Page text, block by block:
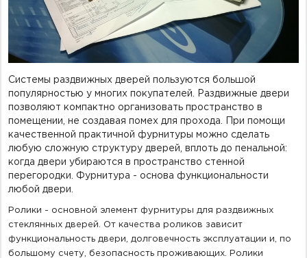
Фурнитура для душевых ограждений (распашная серия)
Двери межкомнатные цельностеклянные
Системы раздвижных дверей пользуются большой
популярностью у многих покупателей. Раздвижные двери
позволяют компактно организовать пространство в
помещении, не создавая помех для прохода. При помощи
качественной практичной фурнитуры можно сделать
любую сложную структуру дверей, вплоть до пенальной:
когда двери убираются в пространство стенной
перегородки. Фурнитура - основа функциональности
любой двери.
Ролики - основной элемент фурнитуры для раздвижных
стеклянных дверей. От качества роликов зависит
функциональность двери, долговечность эксплуатации и, по
большому счету, безопасность проживающих. Ролики